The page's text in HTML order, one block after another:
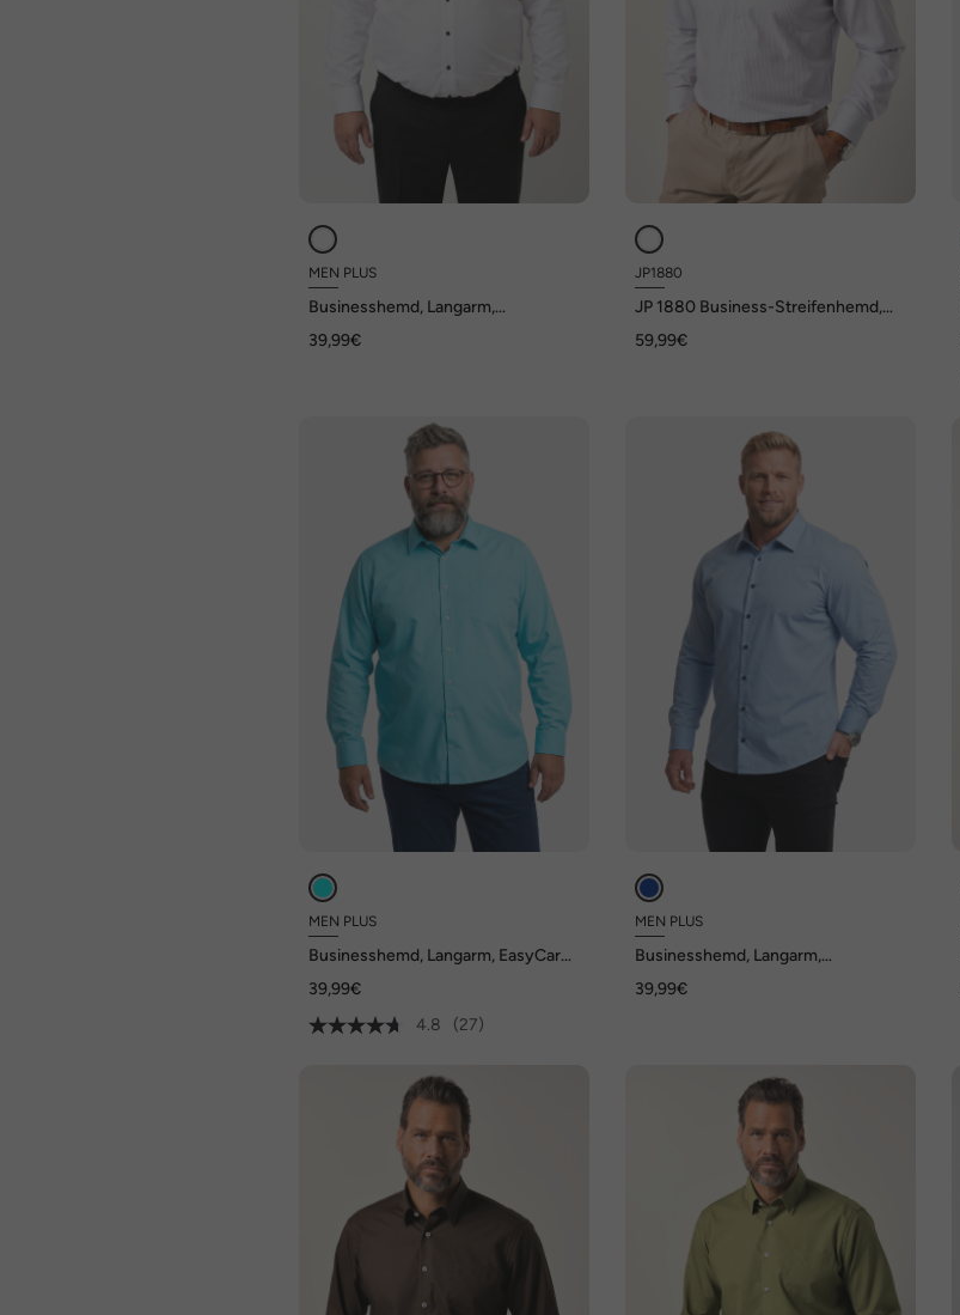
MEN PLUS
Businesshemd, Langarm,
bis 8 XL
39,99€
JP1880
JP 1880 Business-Streifenhemd,
Modern Fit, bis 8 XL
59,99€
MEN PLUS
Businesshemd, Langarm, EasyCare,
39,99€
4.8
(27)
MEN PLUS
Businesshemd, Langarm,
bis 8 XL
39,99€